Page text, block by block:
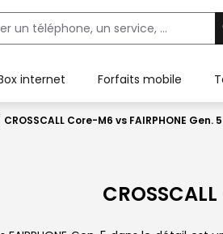
internet Forfaits mobile
CROSSCALL Core-M6 vs FAIRPHONE Gen. 5